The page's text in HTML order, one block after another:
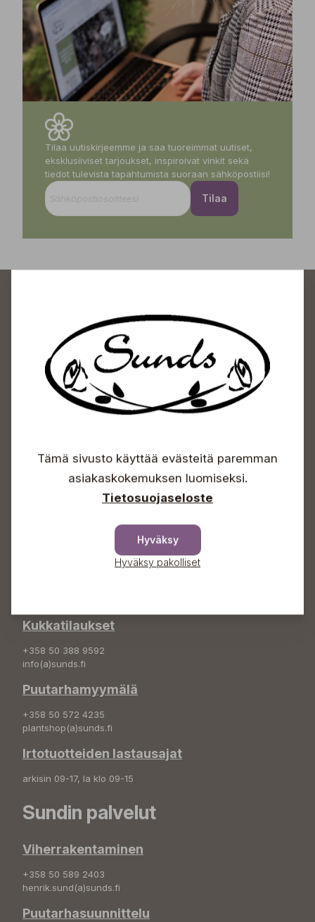
Tilaa uutiskirjeemme ja saa tuoreimmat uutiset,
eksklusiiviset tarjoukset, inspiroivat vinkit sekä
tiedot tulevista tapahtumista suoraan sähköpostiisi!
Tilaa
Sundin Puutarhakeskus
Avoinna
Sunnuntaisin Itsepalvelu
Info & vaihde
Kukkatilaukset
+358 50 388 9592
info(a)sunds.fi
Puutarhamyymälä
+358 50 572 4235
plantshop(a)sunds.fi
Irtotuotteiden lastausajat
arkisin 09-17, la klo 09-15
Sundin palvelut
Viherrakentaminen
+358 50 589 2403
henrik.sund(a)sunds.fi
Puutarhasuunnittelu
Tämä sivusto käyttää evästeitä paremman
asiakaskokemuksen luomiseksi.
Tietosuojaseloste
Hyväksy
Hyväksy pakolliset